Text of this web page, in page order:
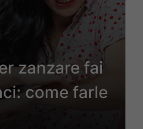
zanzare fai
come farle